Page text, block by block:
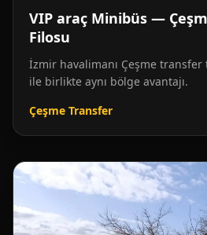
VIP araç Minibüs —
Filosu
İzmir havalimanı Çeşme transfer
ile birlikte aynı bölge avantajı.
Çeşme Transfer